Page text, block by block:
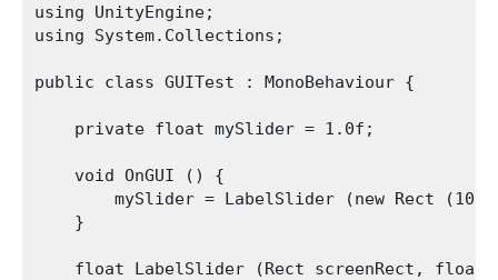
using UnityEngine;
using System.Collections;
public class GUITest : MonoBehaviour {
    private float mySlider = 1.0f;
    void OnGUI () {
mySlider = LabelSlider (new Rect
    }
float LabelSlider (Rect screenRect,